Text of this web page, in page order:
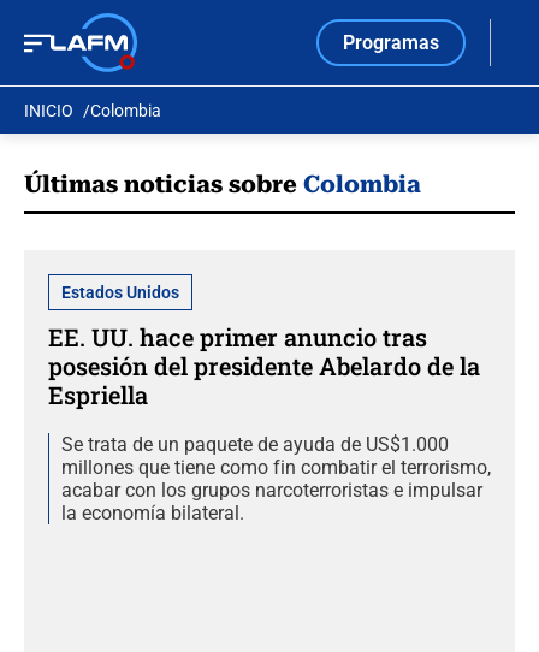
Programas
INICIO Colombia
Últimas noticias sobre Colombia
Estados Unidos
EE. UU. hace primer anuncio tras
posesión del presidente Abelardo de la
Espriella
Se trata de un paquete de ayuda de US$1.000
millones que tiene como fin combatir el terrorismo,
acabar con los grupos narcoterroristas e impulsar
la economía bilateral.